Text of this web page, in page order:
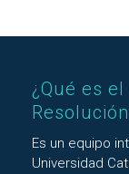
¿Qué es
Es un equipo
Universidad